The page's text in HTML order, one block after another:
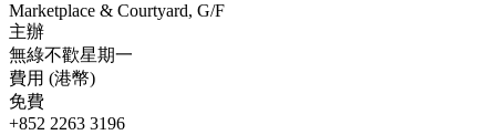
Marketplace & Courtyard, G/F
主辦
無綠不歡星期一
費用 (港幣)
免費
+852 2263 3196